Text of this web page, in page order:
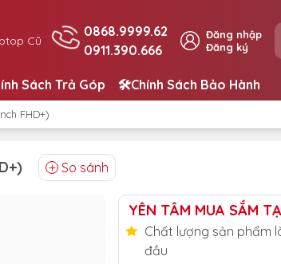
Cũ
0868.9999.62
0911.390.666
Đăng nhập
Đăng ký
Sách Trả Góp 🛠️Chính Sách Bảo Hành
FHD+)
So sánh
YÊN TÂM MUA SẮM
Chất lượng sản phẩm
đầu